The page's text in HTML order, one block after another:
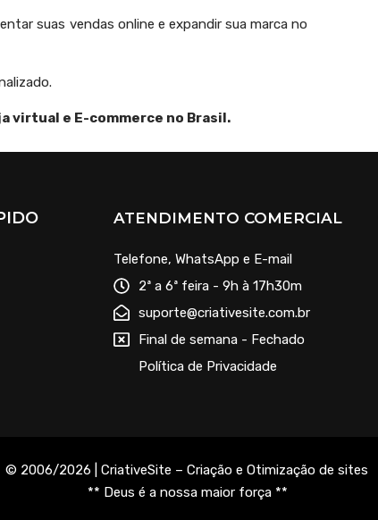
suas vendas online e expandir sua marca no
virtual e E-commerce no Brasil.
ATENDIMENTO COMERCIAL
Telefone, WhatsApp e E-mail
2ª a 6ª feira - 9h à 17h30m
suporte@criativesite.com.br
Final de semana - Fechado
Política de Privacidade
© 2006/2026 | CriativeSite – Criação e Otimização de sites
** Deus é a nossa maior força **